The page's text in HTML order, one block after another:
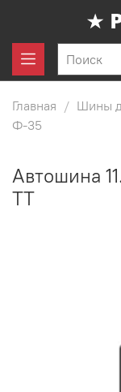
Главная Шины
Ф-35
Автошина
TT